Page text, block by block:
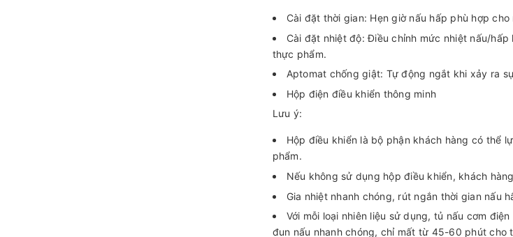
Cài đặt thời gian: Hẹn giờ nấu hấp phù hợp
Cài đặt nhiệt độ: Điều chỉnh mức nhiệt nấu/
thực phẩm.
Aptomat chống giật: Tự động ngắt khi xảy ra
Hộp điện điều khiển thông minh
Lưu ý:
Hộp điều khiển là bộ phận khách hàng có thể
phẩm.
Nếu không sử dụng hộp điều khiển, khách
Gia nhiệt nhanh chóng, rút ngắn thời gian nấu
Với mỗi loại nhiên liệu sử dụng, tủ nấu cơm
đun nấu nhanh chóng, chỉ mất từ 45-60 phút cho